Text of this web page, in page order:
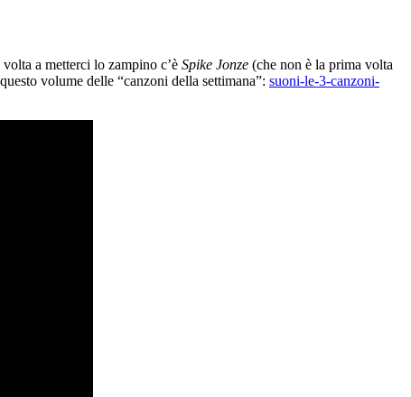
a metterci lo zampino c’è Spike Jonze (che non è la prima volta
volume delle “canzoni della settimana”: suoni-le-3-canzoni-